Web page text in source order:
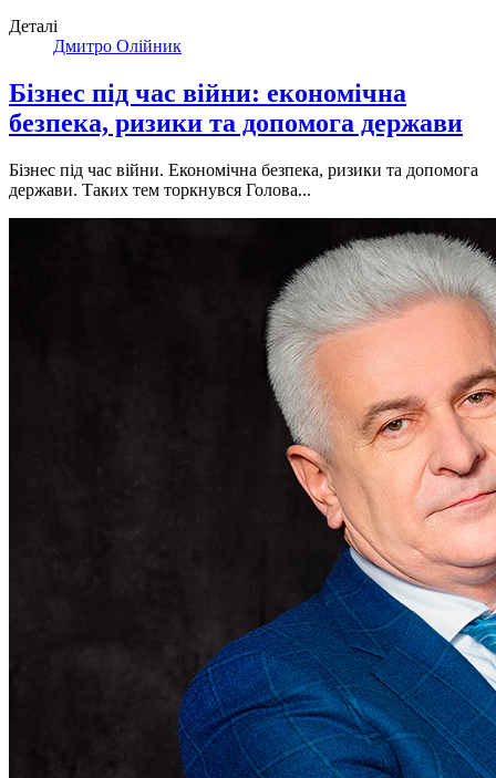
Деталі
Дмитро Олійник
Бізнес під час війни: економічна
безпека, ризики та допомога держави
Бізнес під час війни. Економічна безпека, ризики та допомога
держави. Таких тем торкнувся Голова...